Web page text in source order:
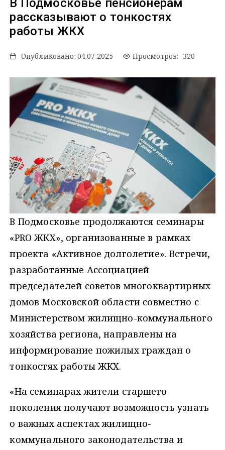
В Подмосковье пенсионерам
рассказывают о тонкостях
работы ЖКХ
Опубликовано: 04.07.2025 Просмотров: 320
В Подмосковье продолжаются семинары
«PRO ЖКХ», организованные в рамках
проекта «Активное долголетие». Встречи,
разработанные Ассоциацией
председателей советов многоквартирных
домов Московской области совместно с
Министерством жилищно-коммунального
хозяйства региона, направлены на
информирование пожилых граждан о
тонкостях работы ЖКХ.
«На семинарах жители старшего
поколения получают возможность узнать
о важных аспектах жилищно-
коммунального законодательства и